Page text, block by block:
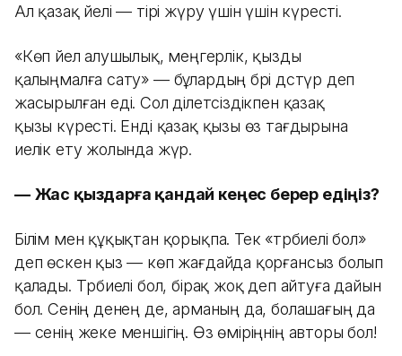
Ал қазақ әйелі — тірі жүру үшін үшін күресті.
«Көп әйел алушылық, әмеңгерлік, қызды
қалыңмалға сату» — бұлардың бәрі дәстүр деп
жасырылған еді. Сол әділетсіздікпен қазақ
қызы күресті. Енді қазақ қызы өз тағдырына
иелік ету жолында жүр.
— Жас қыздарға қандай кеңес берер едіңіз?
Білім мен құқықтан қорықпа. Тек «тәрбиелі бол»
деп өскен қыз — көп жағдайда қорғансыз болып
қалады. Тәрбиелі бол, бірақ жоқ деп айтуға дайын
бол. Сенің денең де, арманың да, болашағың да
— сенің жеке меншігің. Өз өміріңнің авторы бол!